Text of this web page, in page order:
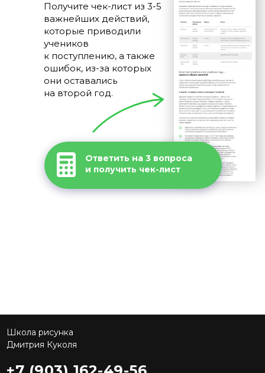
Получите чек-лист из 3-5
важнейших действий,
которые приводили
учеников
к поступлению, а также
ошибок, из-за которых
они оставались
на второй год.
Ответить на 3 вопроса
и получить чек-лист
Школа рисунка
Дмитрия Куколя